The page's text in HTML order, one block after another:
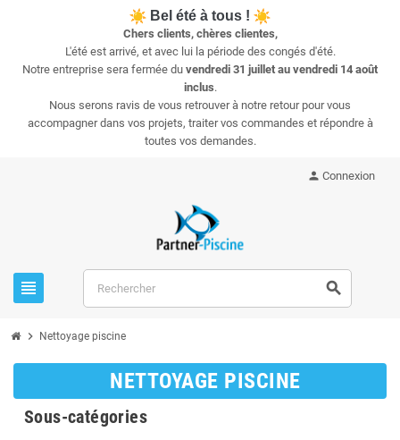
Bel été à tous !
Chers clients, chères clientes,
L'été est arrivé, et avec lui la période des congés d'été.
Notre entreprise sera fermée du vendredi 31 juillet au vendredi 14 août
inclus.
Nous serons ravis de vous retrouver à notre retour pour vous
accompagner dans vos projets, traiter vos commandes et répondre à
toutes vos demandes.
view_headline search
person Connexion
chevron_right Nettoyage piscine
NETTOYAGE PISCINE
Sous-catégories